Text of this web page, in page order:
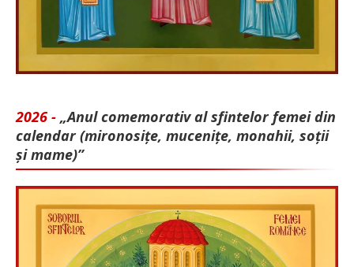
2026 - „Anul comemorativ al sfintelor femei din
calendar (mironosițe, mu­cenițe, monahii, soții
și mame)”